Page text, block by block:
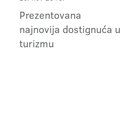
Prezentovana
najnovija dostignuća u
turizmu